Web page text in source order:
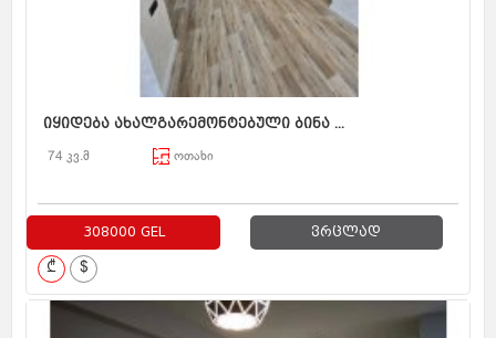
იყიდება ახალგარემონტებული ბინა ...
74 კვ.მ ოთახი
308000 GEL ვრცლად
₾ $